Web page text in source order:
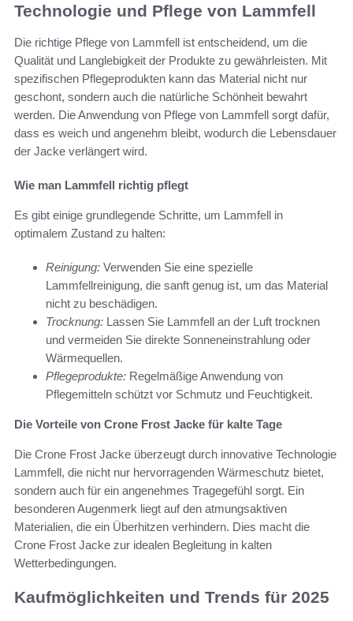
Technologie und Pflege von Lammfell
Die richtige Pflege von Lammfell ist entscheidend, um die
Qualität und Langlebigkeit der Produkte zu gewährleisten. Mit
spezifischen Pflegeprodukten kann das Material nicht nur
geschont, sondern auch die natürliche Schönheit bewahrt
werden. Die Anwendung von Pflege von Lammfell sorgt dafür,
dass es weich und angenehm bleibt, wodurch die Lebensdauer
der Jacke verlängert wird.
Wie man Lammfell richtig pflegt
Es gibt einige grundlegende Schritte, um Lammfell in
optimalem Zustand zu halten:
Reinigung: Verwenden Sie eine spezielle
Lammfellreinigung, die sanft genug ist, um das Material
nicht zu beschädigen.
Trocknung: Lassen Sie Lammfell an der Luft trocknen
und vermeiden Sie direkte Sonneneinstrahlung oder
Wärmequellen.
Pflegeprodukte: Regelmäßige Anwendung von
Pflegemitteln schützt vor Schmutz und Feuchtigkeit.
Die Vorteile von Crone Frost Jacke für kalte Tage
Die Crone Frost Jacke überzeugt durch innovative Technologie
Lammfell, die nicht nur hervorragenden Wärmeschutz bietet,
sondern auch für ein angenehmes Tragegefühl sorgt. Ein
besonderen Augenmerk liegt auf den atmungsaktiven
Materialien, die ein Überhitzen verhindern. Dies macht die
Crone Frost Jacke zur idealen Begleitung in kalten
Wetterbedingungen.
Kaufmöglichkeiten und Trends für 2025